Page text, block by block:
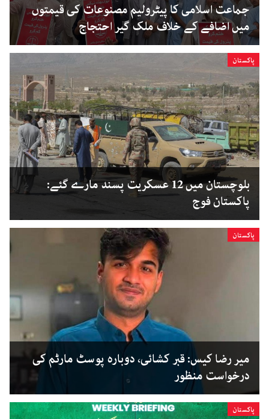
جماعت اسلامی کا پیٹرولیم مصنوعات کی قیمتوں
میں اضافے کے خلاف ملک گیر احتجاج
پاکستان
بلوچستان میں 12 عسکریت پسند مارے گئے:
پاکستان فوج
پاکستان
میر رضا کیس: قبر کشائی، دوبارہ پوسٹ مارٹم کی
درخواست منظور
پاکستان